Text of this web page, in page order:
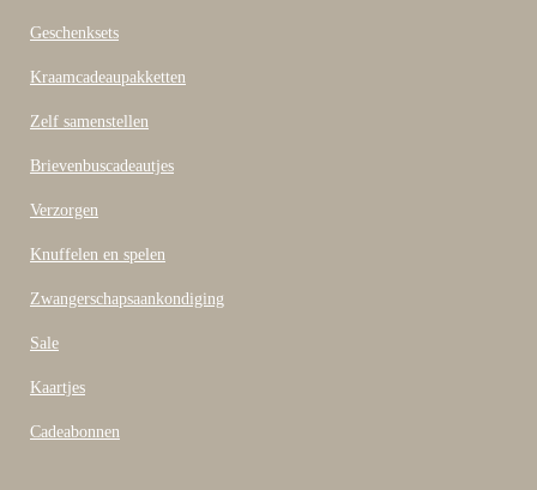
b
o
Geschenksets
Kraamcadeaupakketten
Zelf samenstellen
Brievenbuscadeautjes
Verzorgen
Knuffelen en spelen
Zwangerschapsaankondiging
Sale
Kaartjes
Cadeabonnen